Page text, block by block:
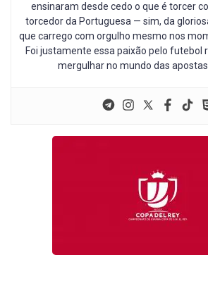
ensinaram desde cedo o que é torcer
torcedor da Portuguesa — sim, da
que carrego com orgulho mesmo nos
Foi justamente essa paixão pelo futebol
mergulhar no mundo das